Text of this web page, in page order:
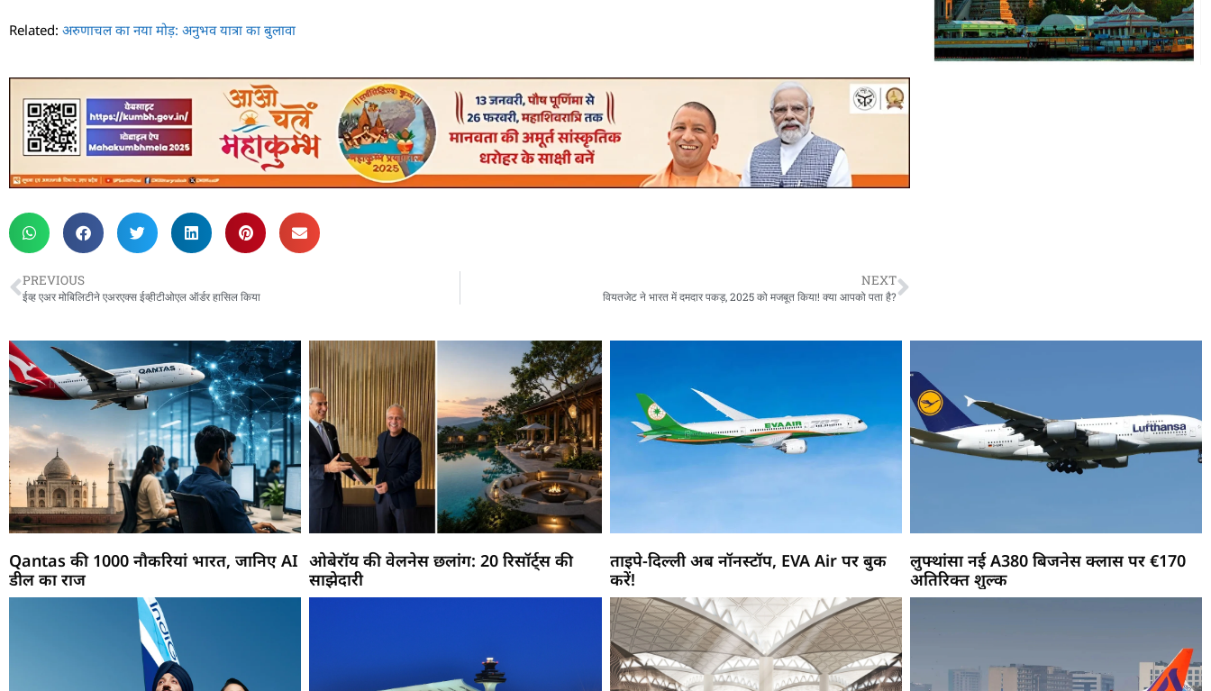
Related: अरुणाचल का नया मोड़: अनुभव यात्रा का बुलावा
PREVIOUS
ईव्ह एअर मोबिलिटीने एअरएक्स ईव्हीटीओएल ऑर्डर हासिल किया
NEXT
वियतजेट ने भारत में दमदार पकड़, 2025 को मजबूत किया! क्या आपको पता है?
Qantas की 1000 नौकरियां भारत, जानिए AI
डील का राज
ओबेरॉय की वेलनेस छलांग: 20 रिसॉर्ट्स की
साझेदारी
ताइपे-दिल्ली अब नॉनस्टॉप, EVA Air पर बुक
करें!
लुफ्थांसा नई A380 बिजनेस क्लास पर €170
अतिरिक्त शुल्क